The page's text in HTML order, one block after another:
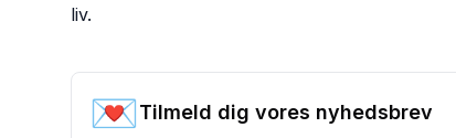
liv.
💌Tilmeld dig vores nyhedsbrev